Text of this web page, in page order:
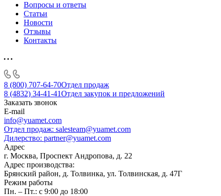
Вопросы и ответы
Статьи
Новости
Отзывы
Контакты
8 (800) 707-64-70Отдел продаж
8 (4832) 34-41-41Отдел закупок и предложений
Заказать звонок
E-mail
info@yuamet.com
Отдел продаж: salesteam@yuamet.com
Дилерство: partner@yuamet.com
Адрес
г. Москва, Проспект Андропова, д. 22
Адрес производства:
Брянский район, д. Толвинка, ул. Толвинская, д. 47Г
Режим работы
Пн. – Пт.: с 9:00 до 18:00